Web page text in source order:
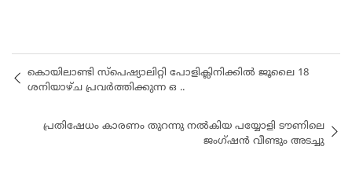
കൊയിലാണ്ടി സ്പെഷ്യാലിറ്റി പോളിക്ലിനിക്കിൽ ജൂലൈ 18
ശനിയാഴ്ച പ്രവർത്തിക്കുന്ന ഒ ..
പ്രതിഷേധം കാരണം തുറന്നു നൽകിയ പയ്യോളി ടൗണിലെ
ജംഗ്ഷൻ വീണ്ടും അടച്ചു